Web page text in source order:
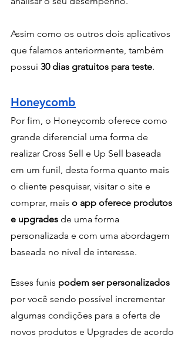
Assim como os outros dois aplicativos
que falamos anteriormente, também
possui 30 dias gratuitos para teste.
Honeycomb
Por fim, o Honeycomb oferece como
grande diferencial uma forma de
realizar Cross Sell e Up Sell baseada
em um funil, desta forma quanto mais
o cliente pesquisar, visitar o site e
comprar, mais o app oferece produtos
e upgrades de uma forma
personalizada e com uma abordagem
baseada no nível de interesse.
Esses funis podem ser personalizados
por você sendo possível incrementar
algumas condições para a oferta de
novos produtos e Upgrades de acordo